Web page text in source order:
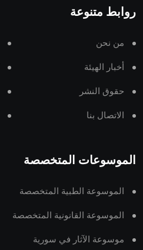
روابط متنوعة
من نحن
أخبار الهيئة
حقوق النشر
الاتصال بنا
الموسوعات المتخصصة
الموسوعة الطبية المتخصصة
الموسوعة القانونية المتخصصة
موسوعة الآثار في سورية